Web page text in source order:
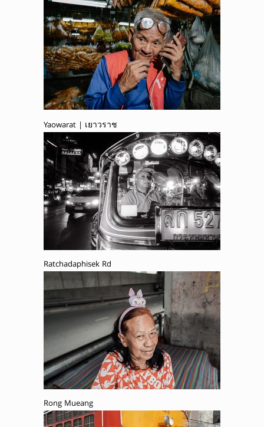
Yaowarat | เยาวราช
Ratchadaphisek Rd
Rong Mueang